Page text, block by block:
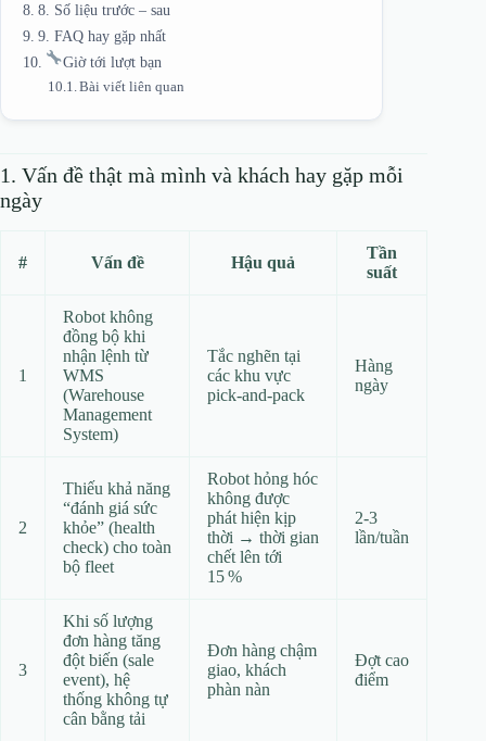
8. Số liệu trước – sau
9. FAQ hay gặp nhất
Giờ tới lượt bạn
Bài viết liên quan
1. Vấn đề thật mà mình và khách hay gặp mỗi
ngày
# Vấn đề Hậu quả
Tần
suất
1
Robot không
đồng bộ khi
nhận lệnh từ
WMS
(Warehouse
Management
System)
Tắc nghẽn tại
các khu vực
pick‑and‑pack
Hàng
ngày
2
Thiếu khả năng
“đánh giá sức
khỏe” (health
check) cho toàn
bộ fleet
Robot hỏng hóc
không được
phát hiện kịp
thời → thời gian
chết lên tới
15 %
2‑3
lần/tuần
3
Khi số lượng
đơn hàng tăng
đột biến (sale
event), hệ
thống không tự
cân bằng tải
Đơn hàng chậm
giao, khách
phàn nàn
Đợt cao
điểm